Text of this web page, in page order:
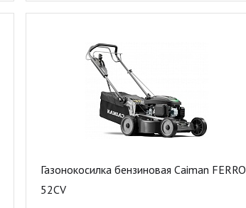
Газонокосилка бензиновая Caiman FERRO
52CV